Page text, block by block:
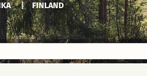
| FINLAND